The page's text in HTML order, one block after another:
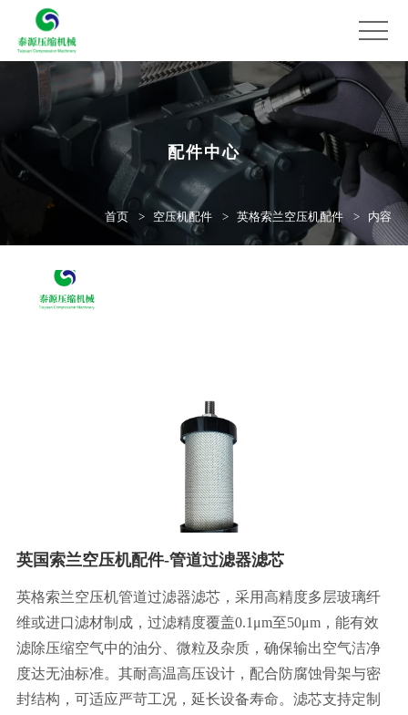
配件中心
首页 空压机配件 英格索兰空压机配件 内容
英国索兰空压机配件-管道过滤器滤芯
英格索兰空压机管道过滤器滤芯，采用高精度多层玻璃纤
维或进口滤材制成，过滤精度覆盖0.1μm至50μm，能有效
滤除压缩空气中的油分、微粒及杂质，确保输出空气洁净
度达无油标准。其耐高温高压设计，配合防腐蚀骨架与密
封结构，可适应严苛工况，延长设备寿命。滤芯支持定制